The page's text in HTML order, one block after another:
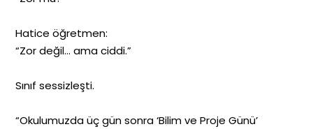
Hatice öğretmen:
“Zor değil… ama ciddi.”
Sınıf sessizleşti.
“Okulumuzda üç gün sonra ‘Bilim ve Proje Günü’